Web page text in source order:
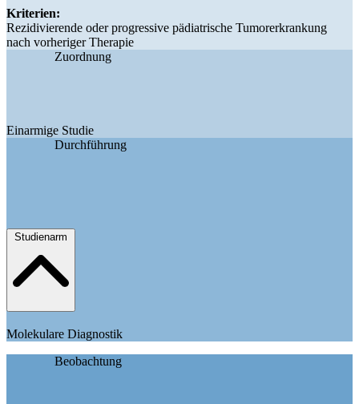
Kriterien:
Rezidivierende oder progressive pädiatrische Tumorerkrankung
nach vorheriger Therapie
Zuordnung
Einarmige Studie
Durchführung
Molekulare Diagnostik
Beobachtung